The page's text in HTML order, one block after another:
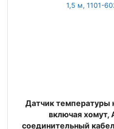
Датчик температуры
включая хомут,
соединительный